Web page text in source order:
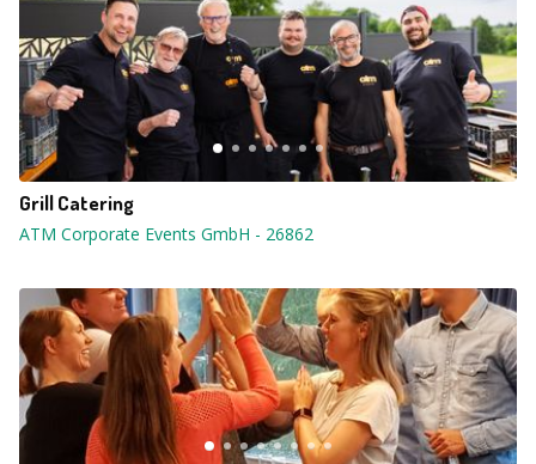
Grill Catering
ATM Corporate Events GmbH - 26862